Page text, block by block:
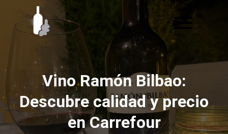
contenido
Vino Ramón Bilbao:
Descubre calidad y precio
en Carrefour